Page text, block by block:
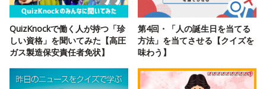
QuizKnockで働く人が持つ「珍
しい資格」を聞いてみた【高圧
ガス製造保安責任者免状】
第4回・「人の誕生日を当てる
方法」を当てさせる【クイズを
味わう】